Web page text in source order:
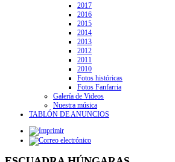
2017
2016
2015
2014
2013
2012
2011
2010
Fotos históricas
Fotos Fanfarria
Galería de Videos
Nuestra música
TABLÓN DE ANUNCIOS